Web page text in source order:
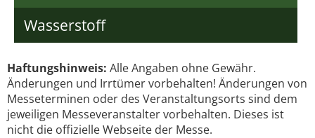
Wasserstoff
Haftungshinweis: Alle Angaben ohne Gewähr.
Änderungen und Irrtümer vorbehalten! Änderungen von
Messeterminen oder des Veranstaltungsorts sind dem
jeweiligen Messeveranstalter vorbehalten. Dieses ist
nicht die offizielle Webseite der Messe.